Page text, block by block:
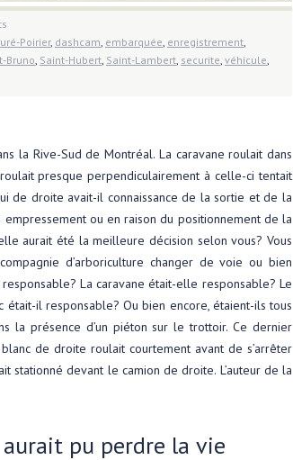
Poirier, dashcam, embarquée, enregistrement,
Bruno, Saint-Hubert, Saint-Lambert, securite, véhicule,
la Rive-Sud de Montréal. La caravane roulait dans
presque perpendiculairement à celle-ci tentait
de droite avait-il connaissance de la sortie et de la
ou en raison du positionnement de la
aurait été la meilleure décision selon vous? Vous
d’arboriculture changer de voie ou bien
La caravane était-elle responsable? Le
était-il responsable? Ou bien encore, étaient-ils tous
la présence d’un piéton sur le trottoir. Ce dernier
de droite roulait courtement avant de s’arrêter
stationné devant le camion de droite. L’auteur de la
pu perdre la vie